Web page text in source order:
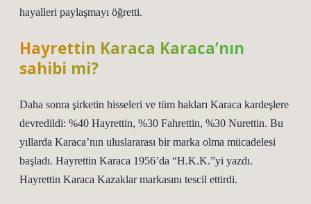
hayalleri paylaşmayı öğretti.
Hayrettin Karaca Karaca’nın
sahibi mi?
Daha sonra şirketin hisseleri ve tüm hakları Karaca kardeşlere
devredildi: %40 Hayrettin, %30 Fahrettin, %30 Nurettin. Bu
yıllarda Karaca’nın uluslararası bir marka olma mücadelesi
başladı. Hayrettin Karaca 1956’da “H.K.K.”yi yazdı.
Hayrettin Karaca Kazaklar markasını tescil ettirdi.